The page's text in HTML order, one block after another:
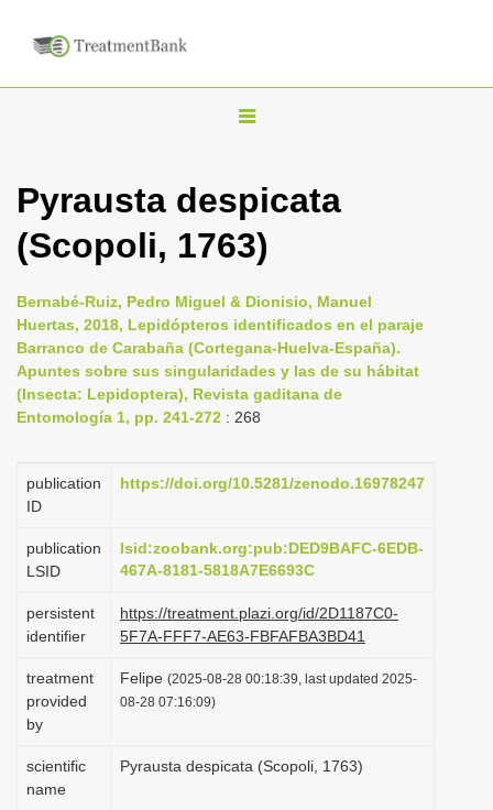
T
g
l
n
a
v
i
g
t
o
n
Pyrausta despicata
(Scopoli, 1763)
Bernabé-Ruiz, Pedro Miguel & Dionisio, Manuel
Huertas, 2018, Lepidópteros identificados en el paraje
Barranco de Carabaña (Cortegana-Huelva-España).
Apuntes sobre sus singularidades y las de su hábitat
(Insecta: Lepidoptera), Revista gaditana de
Entomología 1, pp. 241-272 : 268
publication
ID
https://doi.org/10.5281/zenodo.16978247
publication
LSID
lsid:zoobank.org:pub:DED9BAFC-6EDB-
467A-8181-5818A7E6693C
persistent
identifier
https://treatment.plazi.org/id/2D1187C0-
5F7A-FFF7-AE63-FBFAFBA3BD41
treatment
provided
by
Felipe (2025-08-28 00:18:39, last updated 2025-
08-28 07:16:09)
scientific
name
Pyrausta despicata (Scopoli, 1763)